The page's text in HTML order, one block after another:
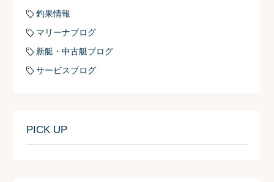
釣果情報
マリーナブログ
新艇・中古艇ブログ
サービスブログ
PICK UP